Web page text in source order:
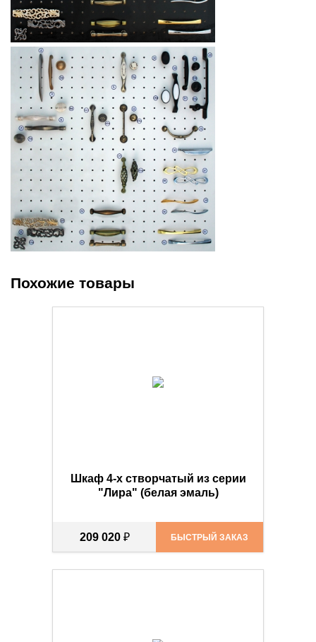
Похожие товары
Шкаф 4-х створчатый из серии
"Лира" (белая эмаль)
209 020 ₽ БЫСТРЫЙ ЗАКАЗ